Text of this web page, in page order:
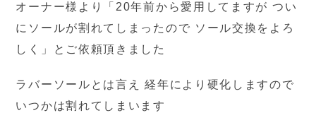
オーナー様より「20年前から愛用してますが つい
にソールが割れてしまったので ソール交換をよろ
しく」とご依頼頂きました
ラバーソールとは言え 経年により硬化しますので
いつかは割れてしまいます